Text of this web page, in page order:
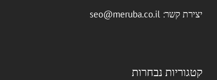
יצירת קשר: seo@meruba.co.il
קטגוריות נבחרות